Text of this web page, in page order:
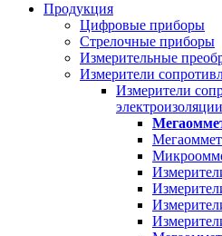
Продукция
Цифровые приборы
Стрелочные приборы
Измерительные
Измерители
Измерители
электроизоляции